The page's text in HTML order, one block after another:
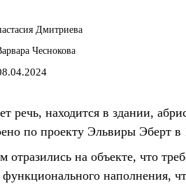
Дмитриева
Чеснокова
речь, находится в здании,
по проекту Эльвиры Эберт в
на объекте, что
наполнения,